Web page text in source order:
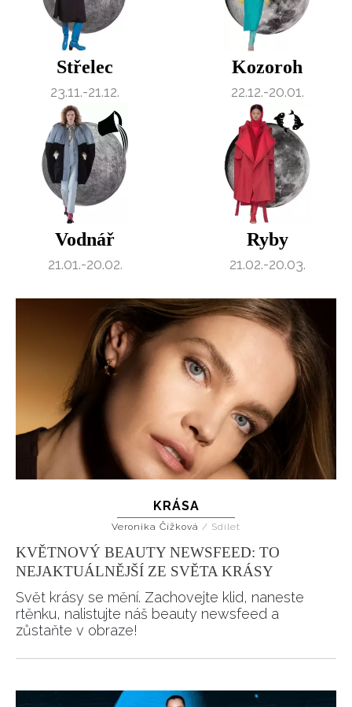
Střelec
23.11.-21.12.
Kozoroh
22.12.-20.01.
Vodnář
21.01.-20.02.
Ryby
21.02.-20.03.
KRÁSA
Veronika Čížková / Sdílet
KVĚTNOVÝ BEAUTY NEWSFEED: TO
NEJAKTUÁLNĚJŠÍ ZE SVĚTA KRÁSY
Svět krásy se mění. Zachovejte klid, naneste
rtěnku, nalistujte náš beauty newsfeed a
zůstaňte v obraze!